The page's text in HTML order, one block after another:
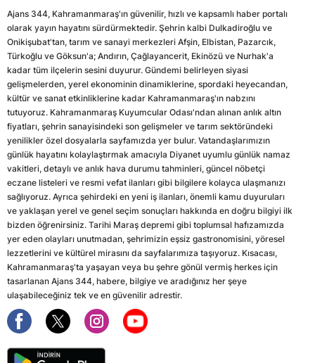
Ajans 344, Kahramanmaraş'ın güvenilir, hızlı ve kapsamlı haber portalı
olarak yayın hayatını sürdürmektedir. Şehrin kalbi Dulkadiroğlu ve
Onikişubat'tan, tarım ve sanayi merkezleri Afşin, Elbistan, Pazarcık,
Türkoğlu ve Göksun'a; Andırın, Çağlayancerit, Ekinözü ve Nurhak'a
kadar tüm ilçelerin sesini duyurur. Gündemi belirleyen siyasi
gelişmelerden, yerel ekonominin dinamiklerine, spordaki heyecandan,
kültür ve sanat etkinliklerine kadar Kahramanmaraş'ın nabzını
tutuyoruz. Kahramanmaraş Kuyumcular Odası'ndan alınan anlık altın
fiyatları, şehrin sanayisindeki son gelişmeler ve tarım sektöründeki
yenilikler özel dosyalarla sayfamızda yer bulur. Vatandaşlarımızın
günlük hayatını kolaylaştırmak amacıyla Diyanet uyumlu günlük namaz
vakitleri, detaylı ve anlık hava durumu tahminleri, güncel nöbetçi
eczane listeleri ve resmi vefat ilanları gibi bilgilere kolayca ulaşmanızı
sağlıyoruz. Ayrıca şehirdeki en yeni iş ilanları, önemli kamu duyuruları
ve yaklaşan yerel ve genel seçim sonuçları hakkında en doğru bilgiyi ilk
bizden öğrenirsiniz. Tarihi Maraş depremi gibi toplumsal hafızamızda
yer eden olayları unutmadan, şehrimizin eşsiz gastronomisini, yöresel
lezzetlerini ve kültürel mirasını da sayfalarımıza taşıyoruz. Kısacası,
Kahramanmaraş'ta yaşayan veya bu şehre gönül vermiş herkes için
tasarlanan Ajans 344, habere, bilgiye ve aradığınız her şeye
ulaşabileceğiniz tek ve en güvenilir adrestir.